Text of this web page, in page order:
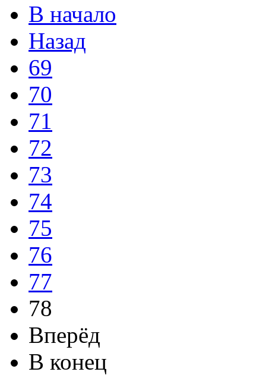
В начало
Назад
69
70
71
72
73
74
75
76
77
78
Вперёд
В конец